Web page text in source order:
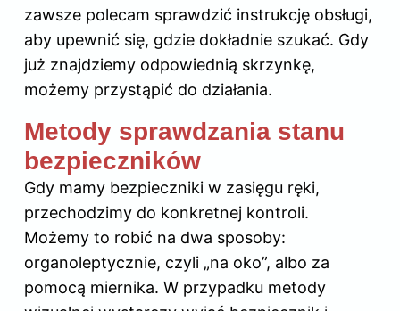
zawsze polecam sprawdzić instrukcję obsługi,
aby upewnić się, gdzie dokładnie szukać. Gdy
już znajdziemy odpowiednią skrzynkę,
możemy przystąpić do działania.
Metody sprawdzania stanu
bezpieczników
Gdy mamy bezpieczniki w zasięgu ręki,
przechodzimy do konkretnej kontroli.
Możemy to robić na dwa sposoby:
organoleptycznie, czyli „na oko”, albo za
pomocą miernika. W przypadku metody